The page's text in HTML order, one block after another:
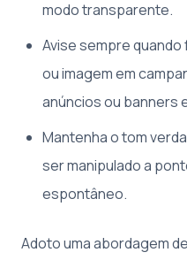
modo transparente.
Avise sempre
ou imagem em
anúncios ou banners
Mantenha o tom
ser manipulado a
espontâneo.
Adoto uma abordagem